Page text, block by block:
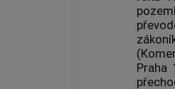
Praha